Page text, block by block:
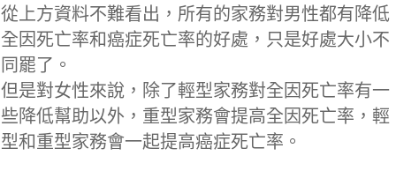
從上方資料不難看出，所有的家務對男性都有降低
全因死亡率和癌症死亡率的好處，只是好處大小不
同罷了。
但是對女性來說，除了輕型家務對全因死亡率有一
些降低幫助以外，重型家務會提高全因死亡率，輕
型和重型家務會一起提高癌症死亡率。